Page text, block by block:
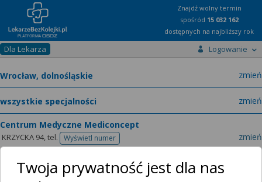
Znajdź wolny termin
spośród 15 032 162
dostępnych na najbliższy rok
Dla Lekarza Logowanie
zmień
zmień
Centrum Medyczne Mediconcept
KRZYCKA 94,tel. Wyświetl numer
telefonu zmień
Tomasz Kołodziej dermatolog, wenerolog
LEKARZ - SPECJALISTA DERMATOLOGII I WENEROLOGII
Twoja prywatność jest dla nas